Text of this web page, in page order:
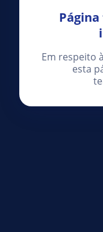
Em respeito
esta